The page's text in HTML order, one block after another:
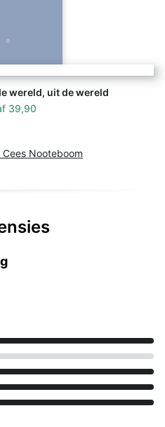
wereld, uit de wereld
39,90
Nooteboom